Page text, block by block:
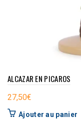
ALCAZAR EN PICAROS
27,50€
Ajouter au panier